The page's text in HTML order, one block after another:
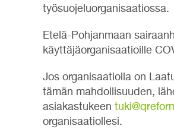
työsuojeluorganisaatiossa.
Etelä-Pohjanmaan
käyttäjäorganisaatioille
Jos organisaatiolla on
tämän mahdollisuuden,
asiakastukeen
organisaatiollesi.